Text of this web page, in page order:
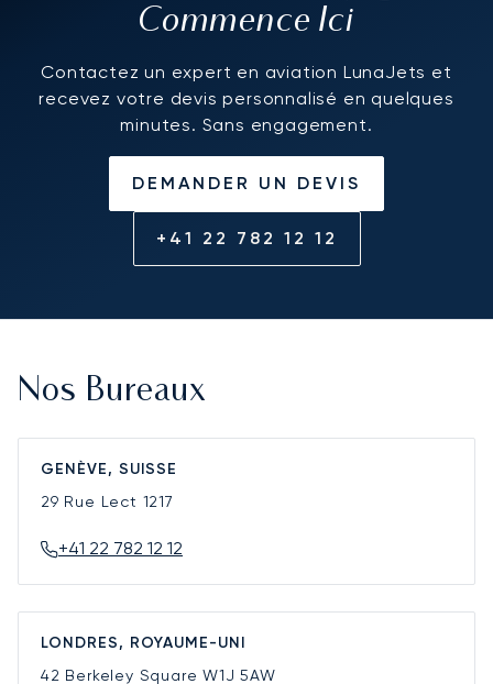
Commence Ici
Contactez un expert en aviation LunaJets et
recevez votre devis personnalisé en quelques
minutes. Sans engagement.
DEMANDER UN DEVIS
+41 22 782 12 12
Nos Bureaux
GENÈVE, SUISSE
29 Rue Lect 1217
+41 22 782 12 12
LONDRES, ROYAUME-UNI
42 Berkeley SquareW1J 5AW